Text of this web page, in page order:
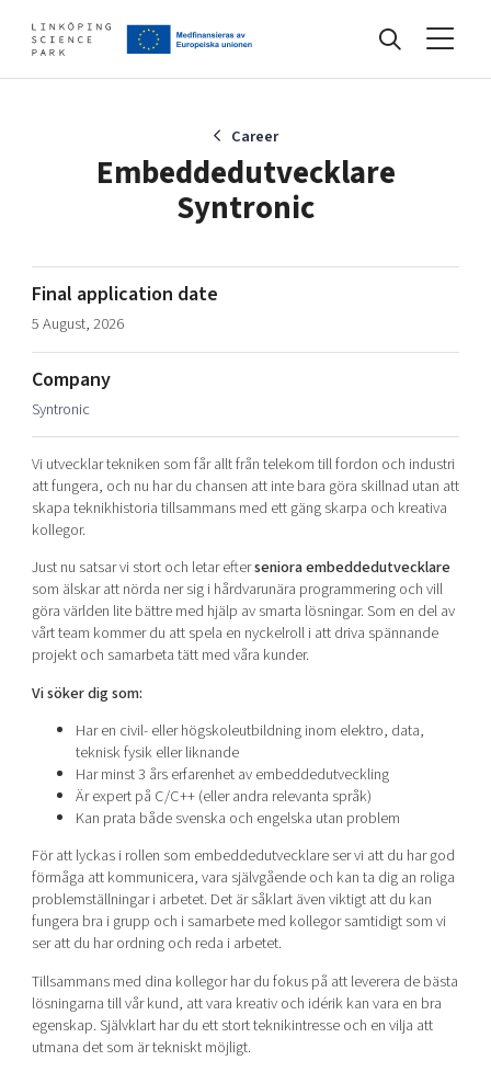
Find your network
Artificial intelligence
Cybersecurity
Internet of Things
Manufacturing industries
Global talent
Visual technologies
Shaping cities and regions
Bright East
East Sweden Tech Women
Reversed mentorship
Current offers and activities
Develop your company
Upgrade your skills & master new ones
Tech startups
Upscaling
Startup & industry collaboration
Offers to boost your business
Funding opportunities
About
Our story, mission & vision
Our community of companies
Projects
Publications
Project toolbox
Our clusters
Reach out to us
Locations
40 years anniversary
Today's lunch in Mjärdevi
Career
Embeddedutvecklare
Syntronic
Final application date
5 August, 2026
Company
Syntronic
Vi utvecklar tekniken som får allt från telekom till fordon och industri
att fungera, och nu har du chansen att inte bara göra skillnad utan att
skapa teknikhistoria tillsammans med ett gäng skarpa och kreativa
kollegor.
Just nu satsar vi stort och letar efterseniora embeddedutvecklare
som älskar att nörda ner sig i hårdvarunära programmering och vill
göra världen lite bättre med hjälp av smarta lösningar. Som en del av
vårt team kommer du att spela en nyckelroll i att driva spännande
projekt och samarbeta tätt med våra kunder.
Vi söker dig som:
Har en civil- eller högskoleutbildning inom elektro, data,
teknisk fysik eller liknande
Har minst 3 års erfarenhet av embeddedutveckling
Är expert på C/C++ (eller andra relevanta språk)
Kan prata både svenska och engelska utan problem
För att lyckas i rollen som embeddedutvecklare ser vi att du har god
förmåga att kommunicera, vara självgående och kan ta dig an roliga
problemställningar i arbetet. Det är såklart även viktigt att du kan
fungera bra i grupp och i samarbete med kollegor samtidigt som vi
ser att du har ordning och reda i arbetet.
Tillsammans med dina kollegor har du fokus på att leverera de bästa
lösningarna till vår kund, att vara kreativ och idérik kan vara en bra
egenskap. Självklart har du ett stort teknikintresse och en vilja att
utmana det som är tekniskt möjligt.